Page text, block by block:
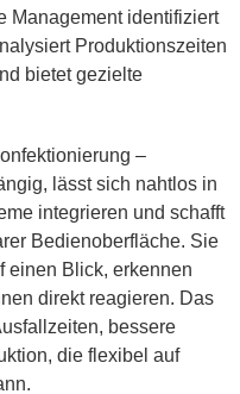
Management identifiziert
Produktionszeiten
bietet gezielte
–
lässt sich nahtlos in
integrieren und schafft
Bedienoberfläche. Sie
einen Blick, erkennen
direkt reagieren. Das
bessere
die flexibel auf